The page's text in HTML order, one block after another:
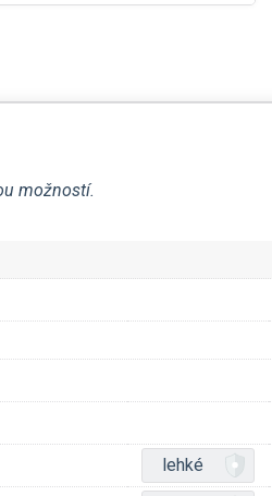
možností.
lehké